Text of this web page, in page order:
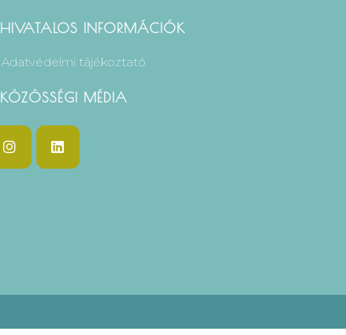
HIVATALOS INFORMÁCIÓK
Adatvédelmi tájékoztató
KÖZÖSSÉGI MÉDIA